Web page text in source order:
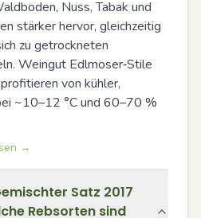
Nuss, Tabak und
stärker hervor, gleichzeitig
zu getrockneten
Weingut Edlmoser‑Stile
von kühler,
~10–12 °C und 60–70 %
→
Satz 2017
Rebsorten sind